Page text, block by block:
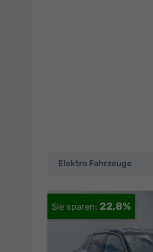
Neuwagen
und
deutsche
Fahrzeuge
Elektro Fahrzeuge
22,8%